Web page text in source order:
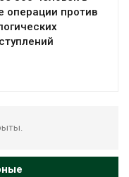
операции против